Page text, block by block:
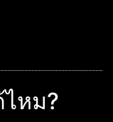
หม?